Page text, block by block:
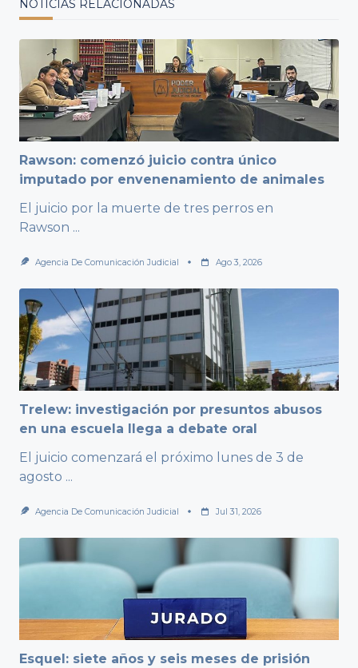
NOTICIAS RELACIONADAS
Rawson: comenzó juicio contra único
imputado por envenenamiento de animales
El juicio por la muerte de tres perros en
Rawson ...
Agencia De Comunicación Judicial Ago 3, 2026
Trelew: investigación por presuntos abusos
en una escuela llega a debate oral
El juicio comenzará el próximo lunes de 3 de
agosto ...
Agencia De Comunicación Judicial Jul 31, 2026
Esquel: siete años y seis meses de prisión